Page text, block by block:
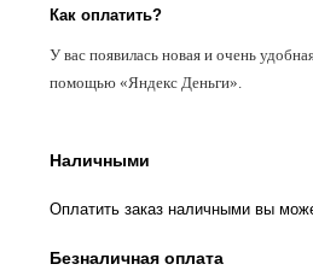
Как оплатить?
У вас появилась новая и очень
помощью «Яндекс Деньги».
Наличными
Оплатить заказ наличными вы
Безналичная оплата